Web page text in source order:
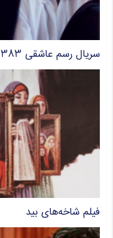
سریال رسم عاشقی ۱۳۸۳
فیلم شاخه‌های بید